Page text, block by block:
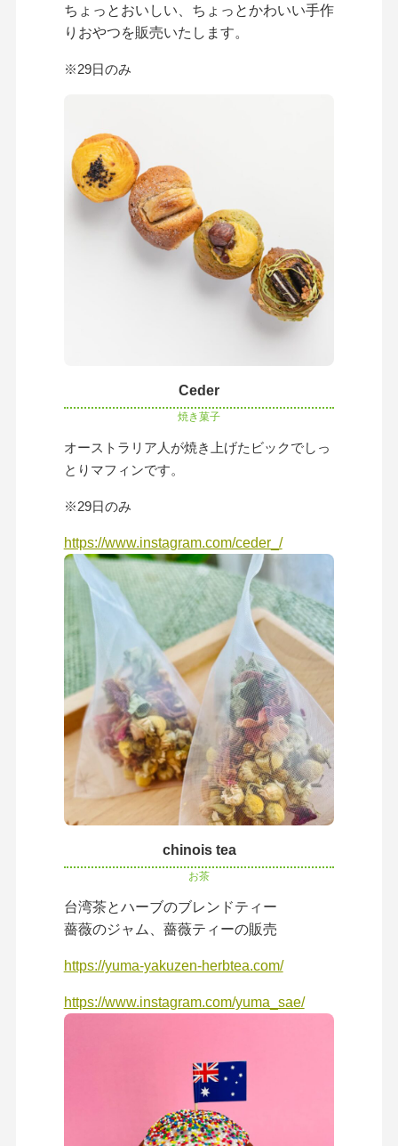
ちょっとおいしい、ちょっとかわいい手作
りおやつを販売いたします。
※29日のみ
Ceder
焼き菓子
オーストラリア人が焼き上げたビックでしっ
とりマフィンです。
※29日のみ
https://www.instagram.com/ceder_/
chinois tea
お茶
台湾茶とハーブのブレンドティー
薔薇のジャム、薔薇ティーの販売
https://yuma-yakuzen-herbtea.com/
https://www.instagram.com/yuma_sae/